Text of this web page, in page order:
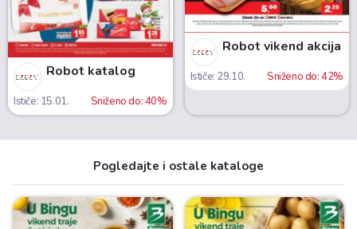
Robot katalog
Ističe: 15.01. Sniženo do: 40%
Robot vikend akcija
Ističe: 29.10. Sniženo do: 42%
Pogledajte i ostale kataloge